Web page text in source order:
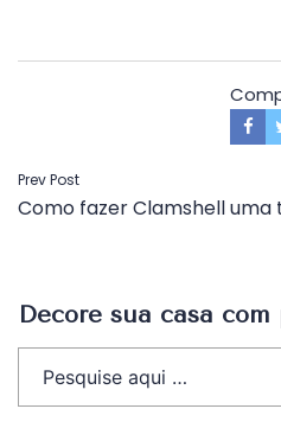
Navegação
de
Prev Post
Como fazer Clamshell
Decore sua casa com